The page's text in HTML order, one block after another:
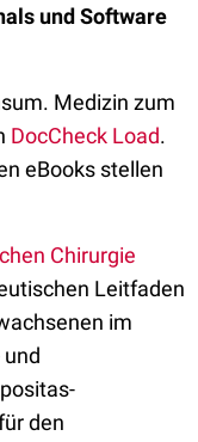
und Software
Medizin zum
DocCheck Load.
eBooks stellen
Chirurgie
Leitfaden
im
den